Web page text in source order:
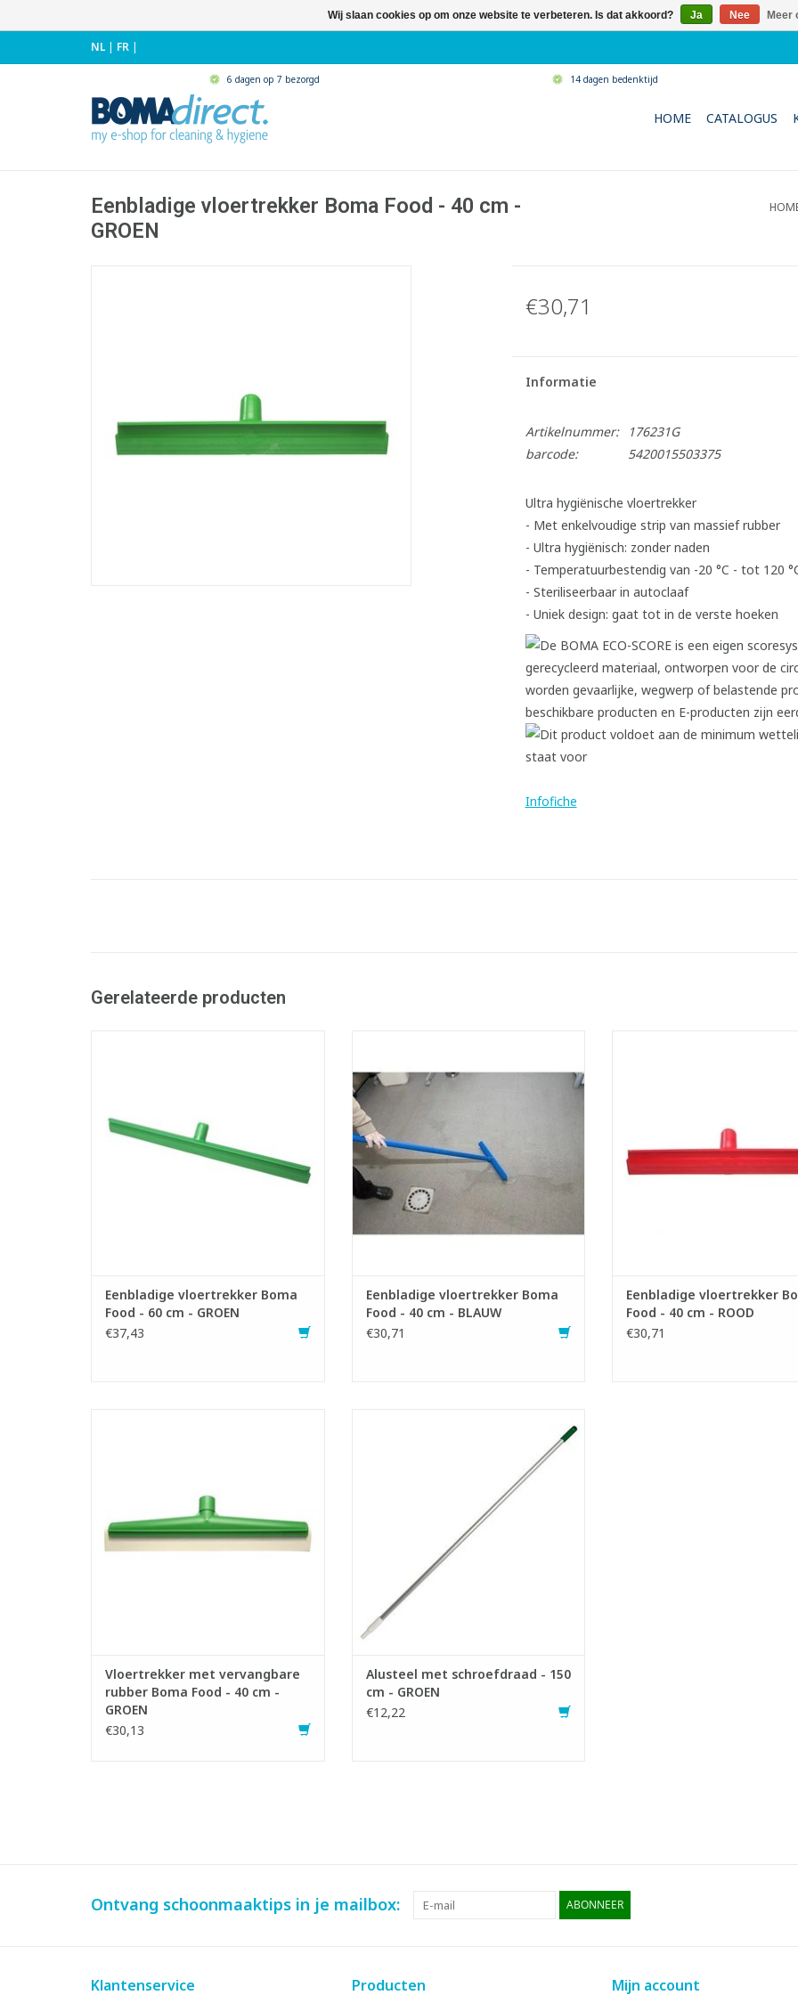
NL| FR |
6 dagen op 7 bezorgd 14 dagen bedenktijd
HOME CATALOGUS
Eenbladige vloertrekker Boma Food - 40 cm -
GROEN
€30,71
Informatie
Artikelnummer:
176231G
barcode:
5420015503375
Ultra hygiënische vloertrekker
- Met enkelvoudige strip van massief rubber
- Ultra hygiënisch: zonder naden
- Temperatuurbestendig van -20 °C - tot 120
- Steriliseerbaar in autoclaaf
- Uniek design: gaat tot in de verste hoeken
Infofiche
Gerelateerde producten
120 °C
- Steriliseerbaar in autoclaaf
- Uniek design: gaat tot in de verste
Eenbladige vloertrekker Boma
Food - 60 cm - GROEN
€37,43
rubber
- Ultra hygiënisch: zonder naden
- Steriliseerbaar in autoclaaf
- Uniek design: gaat tot in de verste
hoeken
TOEVOEGEN AAN WINKELWAGEN
Eenbladige vloertrekker Boma
Food - 40 cm - BLAUW
€30,71
120 °C
- Steriliseerbaar in
- Uniek design: gaat tot in de
Eenbladige vloertrekker
Food - 40 cm - ROOD
€30,71
TOEVOEGEN AAN WINKELWAGEN
Vloertrekker met vervangbare
rubber Boma Food - 40 cm -
GROEN
€30,13
TOEVOEGEN AAN WINKELWAGEN
Alusteel met schroefdraad - 150
cm - GROEN
€12,22
Ontvang schoonmaaktips in je mailbox: ABONNEER
Klantenservice Producten Mijn account
Wij slaan cookies op om onze website te verbeteren. Is dat akkoord? Ja Nee Meer